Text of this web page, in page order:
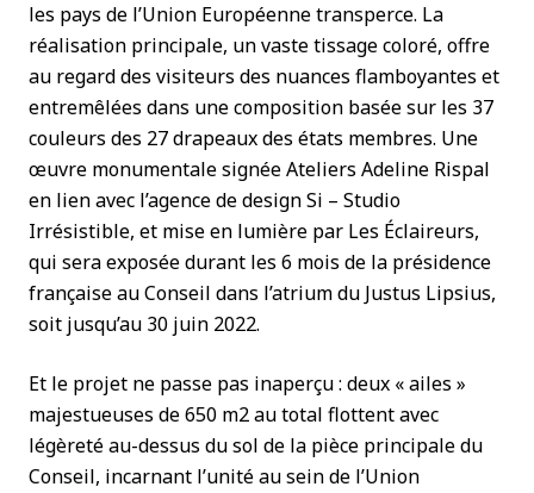
les pays de l’Union Européenne transperce. La
réalisation principale, un vaste tissage coloré, offre
au regard des visiteurs des nuances flamboyantes et
entremêlées dans une composition basée sur les 37
couleurs des 27 drapeaux des états membres. Une
œuvre monumentale signée Ateliers Adeline Rispal
en lien avec l’agence de design Si – Studio
Irrésistible, et mise en lumière par Les Éclaireurs,
qui sera exposée durant les 6 mois de la présidence
française au Conseil dans l’atrium du Justus Lipsius,
soit jusqu’au 30 juin 2022.
Et le projet ne passe pas inaperçu : deux « ailes »
majestueuses de 650 m2 au total flottent avec
légèreté au-dessus du sol de la pièce principale du
Conseil, incarnant l’unité au sein de l’Union